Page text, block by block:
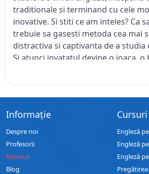
mare, sa urmeze un curs in cadrul
мai mult decat un curs, e placerea
deschiderii catre noi orizonturi!
We learn not only English,we learn
great people!!!!
traditionale si terminand cu cele
inovative. Si stiti ce am inteles? Ca
trebuie sa gasesti metoda cea mai
distractiva si captivanta de a studia
Si atunci invatatul devine o joaca, o
atunci cand invatatul devine o
te inspira sa vorbesti. Mult si bine!
regret – ca am putin timp ca sa-l
Franca. Sa traiesti Lingua Franca,
ceea ce faci!
Informație
Despre noi
Profesorii
Recenzii
Blog
Cursuri
Engleză
Engleză
Engleză